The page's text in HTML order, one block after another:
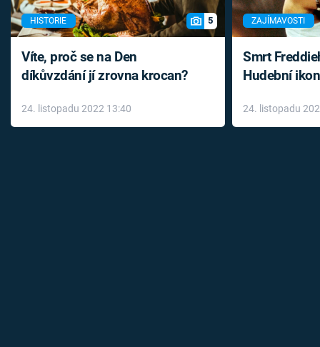
HISTORIE 5
Víte, proč se na Den
díkůvzdání jí zrovna krocan?
24. listopadu 2022 13:40
ZAJÍMAVOSTI
Smrt
Hudební
léky
24. listopadu